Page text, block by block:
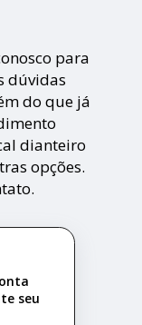
para
dúvidas
do que já
dianteiro
opções.
seu